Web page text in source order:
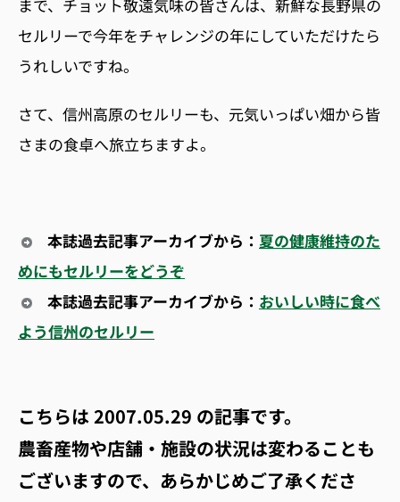
まで、チョット敬遠気味の皆さんは、新鮮な長野県の
セルリーで今年をチャレンジの年にしていただけたら
うれしいですね。
さて、信州高原のセルリーも、元気いっぱい畑から皆
さまの食卓へ旅立ちますよ。
本誌過去記事アーカイブから： 夏の健康維持のた
めにもセルリーをどうぞ
本誌過去記事アーカイブから： おいしい時に食べ
よう信州のセルリー
こちらは2007.05.29 の記事です。
農畜産物や店舗・施設の状況は変わることも
ございますので、あらかじめご了承くださ